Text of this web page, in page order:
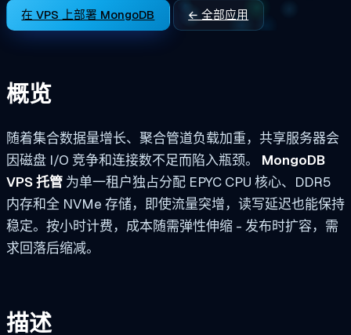
在 VPS 上部署 MongoDB ← 全部应用
概览
随着集合数据量增长、聚合管道负载加重，共享服务器会
因磁盘 I/O 竞争和连接数不足而陷入瓶颈。 MongoDB
VPS 托管 为单一租户独占分配 EPYC CPU 核心、DDR5
内存和全 NVMe 存储，即使流量突增，读写延迟也能保持
稳定。按小时计费，成本随需弹性伸缩 - 发布时扩容，需
求回落后缩减。
描述